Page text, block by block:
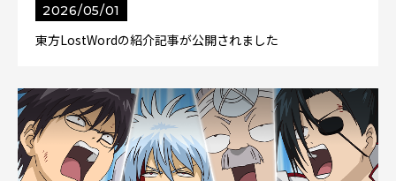
2026/05/01
東方LostWordの紹介記事が公開されました